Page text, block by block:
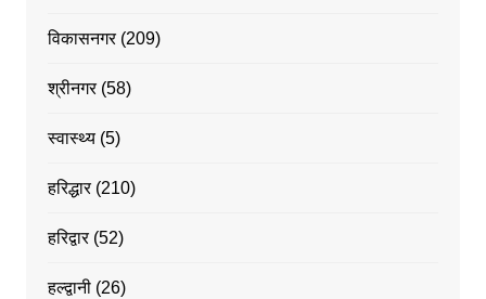
विकासनगर(209)
श्रीनगर(58)
स्वास्थ्य(5)
हरिद्धार(210)
हरिद्वार(52)
हल्द्वानी(26)